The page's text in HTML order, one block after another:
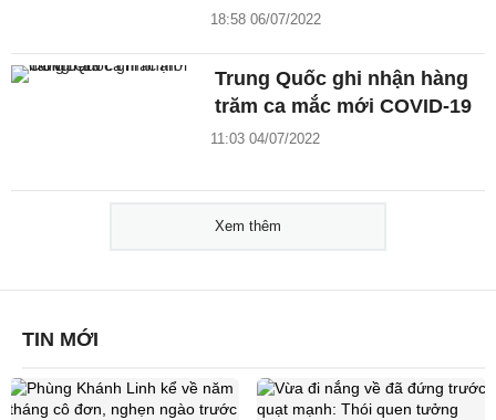
18:58 06/07/2022
Trung Quốc ghi nhận hàng
trăm ca mắc mới COVID-19
11:03 04/07/2022
Xem thêm
TIN MỚI